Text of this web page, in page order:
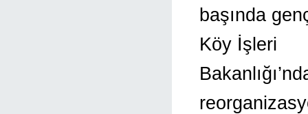
başında
Köy İşleri